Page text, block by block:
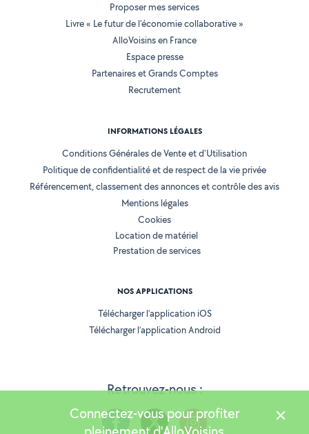
Retrouvez-nous :
Proposer mes services
Livre « Le futur de l'économie collaborative »
AlloVoisins en France
Espace presse
Partenaires et Grands Comptes
Recrutement
INFORMATIONS LÉGALES
Conditions Générales de Vente et d'Utilisation
Politique de confidentialité et de respect de la vie privée
Référencement, classement des annonces et contrôle des avis
Mentions légales
Cookies
Location de matériel
Prestation de services
NOS APPLICATIONS
Télécharger l’application iOS
Télécharger l’application Android
Connectez-vous pour profiter